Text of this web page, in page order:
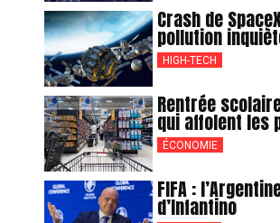
Crash de
pollution
HIGH-TECH
Rentrée
qui affolent les
ÉCONOMIE
FIFA :
d’Infantino